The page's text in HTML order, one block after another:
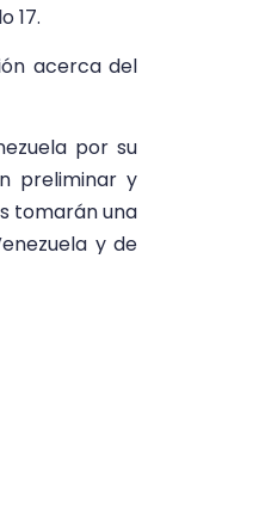
17.
acerca del
por su
preliminar y
tomarán una
y de